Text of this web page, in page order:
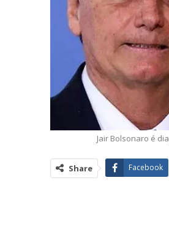
Jair Bolsonaro é
Share Facebook